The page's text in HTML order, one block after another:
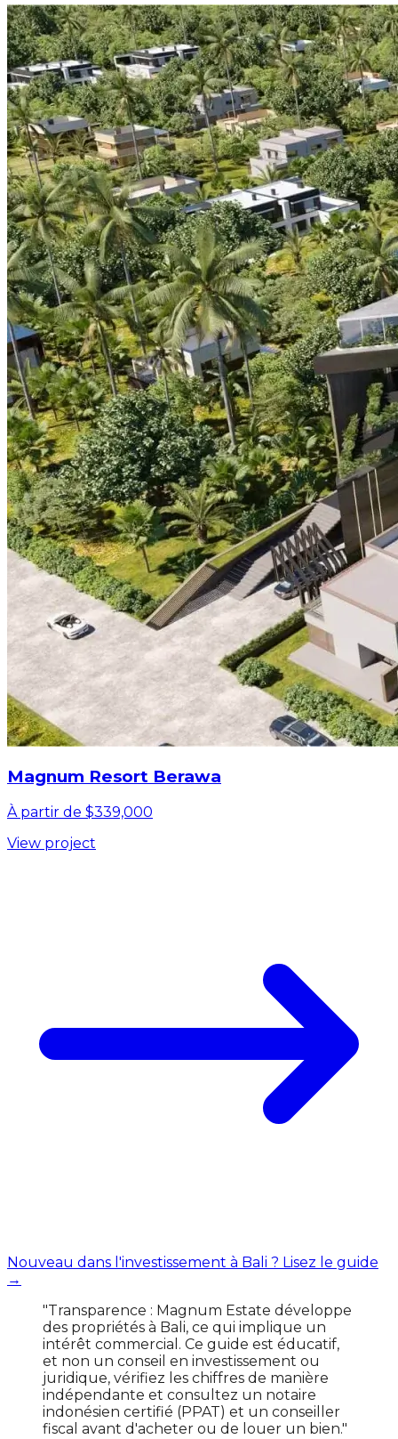
Magnum Resort Berawa
À partir de $339,000
View project
Nouveau dans l'investissement à Bali ? Lisez le guide
→
"Transparence : Magnum Estate développe
des propriétés à Bali, ce qui implique un
intérêt commercial. Ce guide est éducatif,
et non un conseil en investissement ou
juridique, vérifiez les chiffres de manière
indépendante et consultez un notaire
indonésien certifié (PPAT) et un conseiller
fiscal avant d'acheter ou de louer un bien."